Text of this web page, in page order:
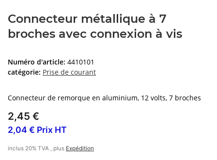
Connecteur métallique à 7
broches avec connexion à vis
Numéro d'article: 4410101
catégorie: Prise de courant
Connecteur de remorque en aluminium, 12 volts, 7 broches
2,45 €
2,04 € Prix HT
inclus 20% TVA , plus Expédition